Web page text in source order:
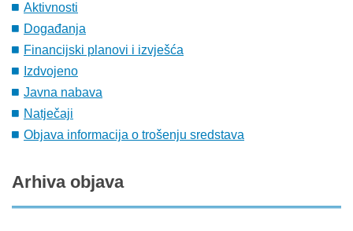
Aktivnosti
Događanja
Financijski planovi i izvješća
Izdvojeno
Javna nabava
Natječaji
Objava informacija o trošenju sredstava
Arhiva objava